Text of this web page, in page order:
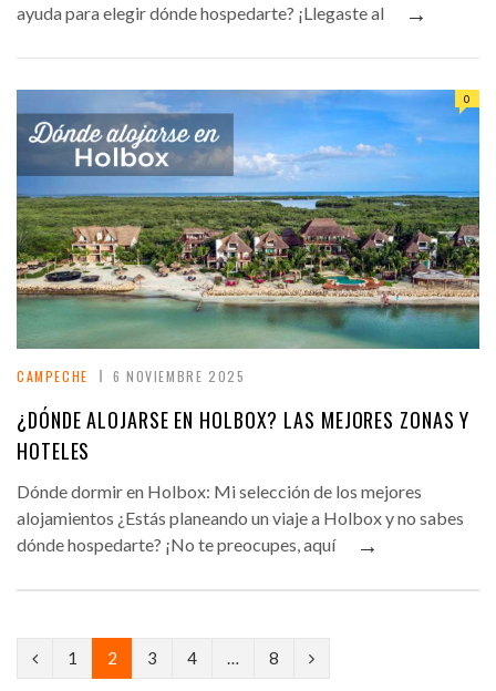
ayuda para elegir dónde hospedarte? ¡Llegaste al
→
0
CAMPECHE 6 NOVIEMBRE 2025
¿DÓNDE ALOJARSE EN HOLBOX? LAS MEJORES ZONAS Y
HOTELES
Dónde dormir en Holbox: Mi selección de los mejores
alojamientos ¿Estás planeando un viaje a Holbox y no sabes
dónde hospedarte? ¡No te preocupes, aquí
→
P
1 2 3 4 … 8
N